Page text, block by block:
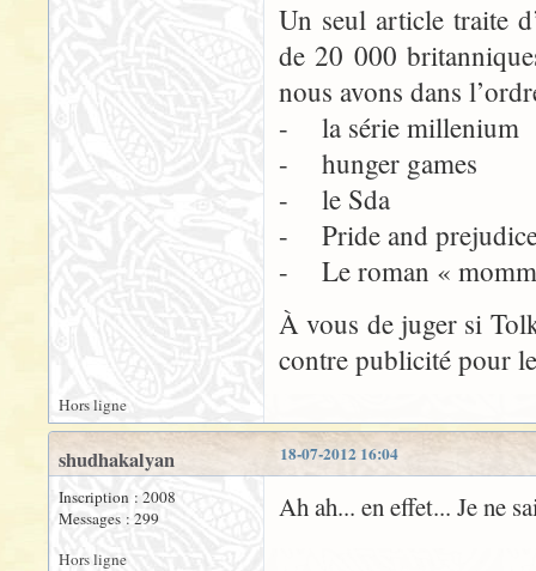
Un seul article traite
de 20 000
nous avons dans
- la série millenium
- hunger games
- le Sda
- Pride and
- Le roman «
À vous de juger si
contre publicité pour
Hors ligne
18-07-2012 16:04
shudhakalyan
Inscription : 2008
Messages : 299
Ah ah... en effet... Je ne
Hors ligne